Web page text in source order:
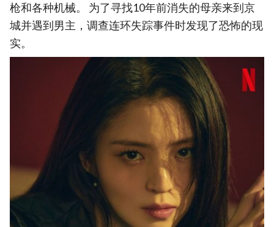
枪和各种机械。 为了寻找10年前消失的母亲来到京
城并遇到男主，调查连环失踪事件时发现了恐怖的现
实。